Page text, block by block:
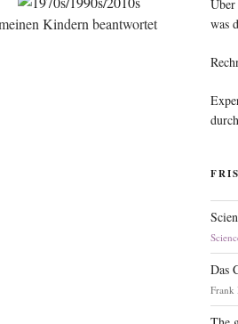
Kin­dern beant­wor­tet
was
Das
Frank